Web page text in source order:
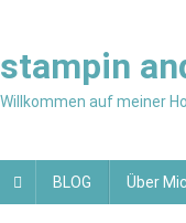
content
stampin
Willkommen auf meiner
BLOG Über